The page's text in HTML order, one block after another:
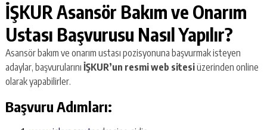
İŞKUR Asansör Bakım ve Onarım
Ustası Başvurusu Nasıl Yapılır?
Asansör bakım ve onarım ustası pozisyonuna başvurmak isteyen
adaylar, başvurularını İŞKUR’un resmi web sitesiüzerinden online
olarak yapabilirler.
Başvuru Adımları: